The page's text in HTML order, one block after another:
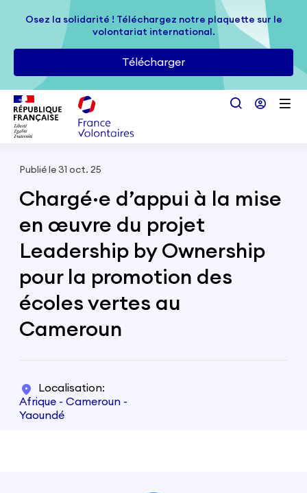
Passer au contenu principal
Osez la solidarité ! Téléchargez notre plaquette sur le
volontariat international.
Télécharger
Osez la solidarité ! Téléchargez notre plaquette sur le
volontariat international.
Télécharger
Publié le 31 oct. 25
Chargé·e d’appui à la mise
en œuvre du projet
Leadership by Ownership
pour la promotion des
écoles vertes au
Cameroun
Localisation
Afrique - Cameroun -
Yaoundé